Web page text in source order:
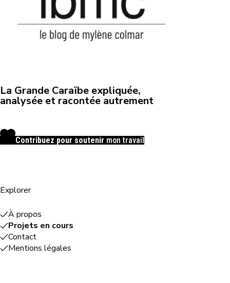
La Grande Caraïbe expliquée,
analysée et racontée autrement
Contribuez pour soutenir mon travail
Explorer
À propos
Projets en cours
Contact
Mentions légales